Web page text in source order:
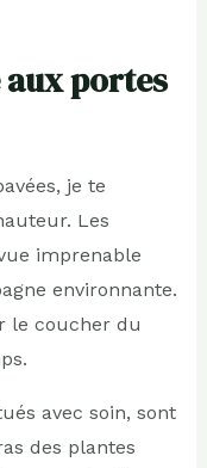
portes
je te
Les
imprenable
environnante.
le coucher du
avec soin, sont
des plantes